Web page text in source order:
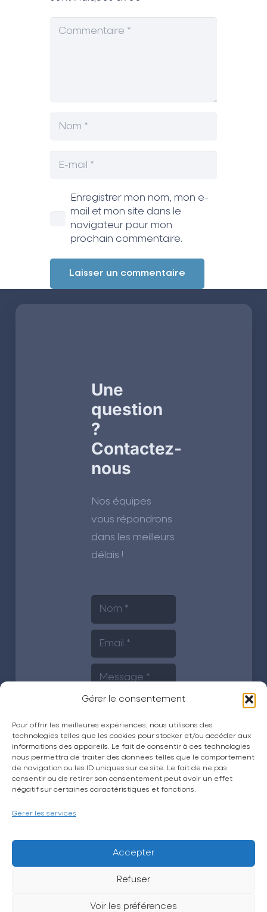
Gérer le consentement
Pour offrir les meilleures expériences, nous utilisons des
technologies telles que les cookies pour stocker et/ou accéder aux
informations des appareils. Le fait de consentir à ces technologies
nous permettra de traiter des données telles que le comportement
de navigation ou les ID uniques sur ce site. Le fait de ne pas
consentir ou de retirer son consentement peut avoir un effet
négatif sur certaines caractéristiques et fonctions.
Gérer les services
Accepter
Refuser
Voir les préférences
Enregistrer mon nom, mon e-
mail et mon site dans le
navigateur pour mon
prochain commentaire.
Laisser un commentaire
Une
question
?
Contactez-
nous
Nos équipes
vous répondrons
dans les meilleurs
délais !
Envoyer